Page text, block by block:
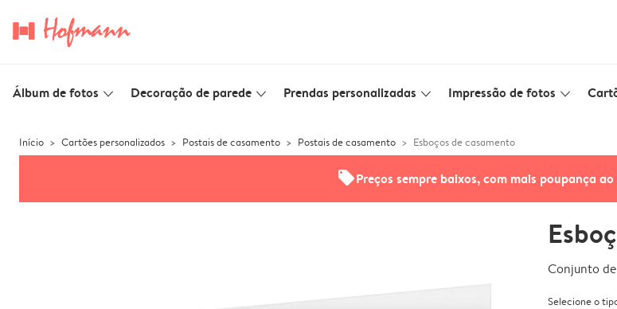
Álbum de fotos slim_arrow_down Decoração de parede slim_arrow_down Prendas personalizadas slim_arrow_down Impressão de fotos slim_arrow_down
Início Cartões personalizados Postais de casamento Postais de casamento Esboços de casamento
offersPreços sempre baixos, com mais poupança
Conjunto
Selecione o